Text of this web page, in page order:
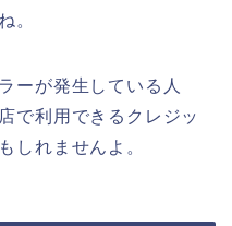
。
ーが発生している人
で利用できるクレジッ
しれませんよ。